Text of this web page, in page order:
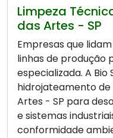
Limpeza
das Artes - SP
Empresas que
linhas de produção
especializada. A
hidrojateamento de
Artes - SP para
e sistemas
conformidade